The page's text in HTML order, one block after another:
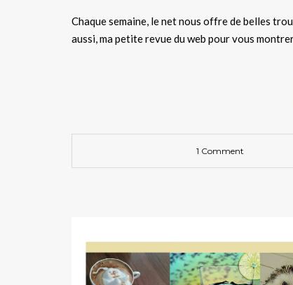
Chaque semaine, le net nous offre de belles
aussi, ma petite revue du web pour vous
1 Comment